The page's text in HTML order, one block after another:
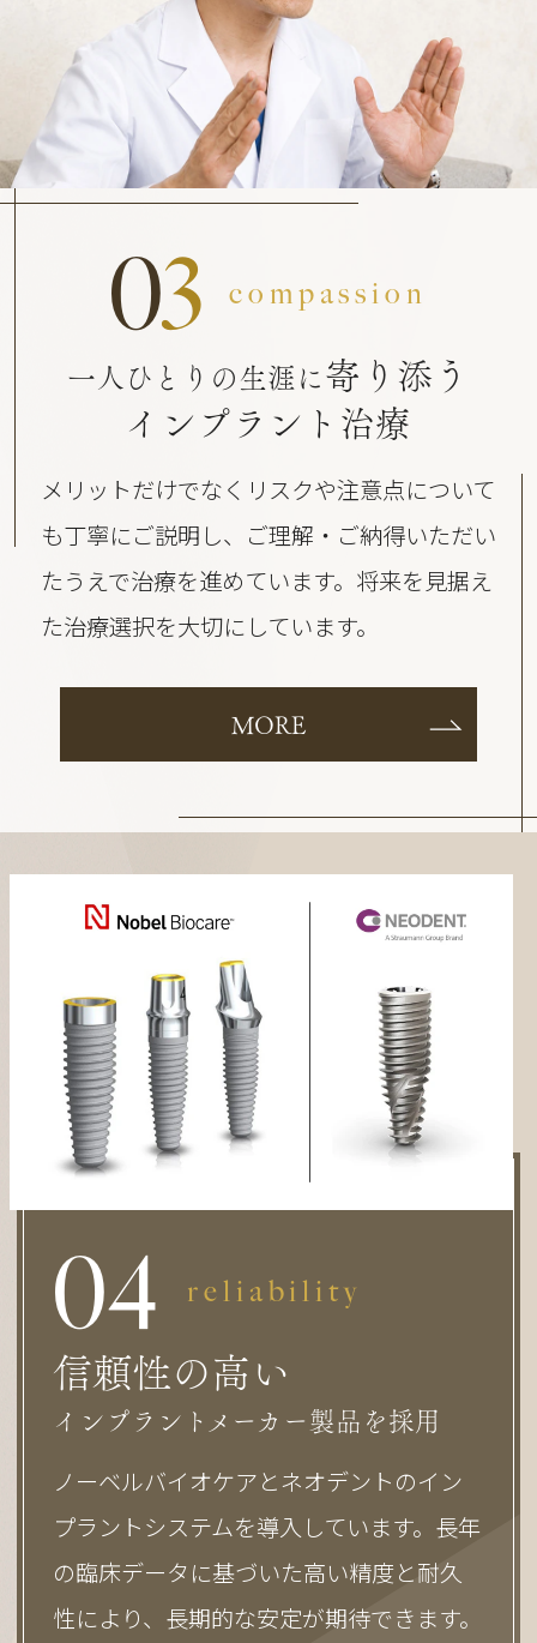
03 compassion
一人ひとりの生涯に 寄り添う
インプラント治療
メリットだけでなくリスクや注意点について
も丁寧にご説明し、ご理解・ご納得いただい
たうえで治療を進めています。将来を見据え
た治療選択を大切にしています。
MORE
04 reliability
信頼性の高い
インプラントメーカー製品を採用
ノーベルバイオケアとネオデントのイン
プラントシステムを導入しています。長年
の臨床データに基づいた高い精度と耐久
性により、長期的な安定が期待できます。